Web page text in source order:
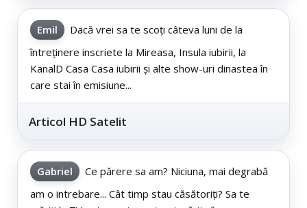
Emil
Dacă vrei sa te scoți câteva luni de la
întreținere inscriete la Mireasa, Insula iubirii, la
KanalD Casa Casa iubirii și alte show-uri dinastea în
care stai în emisiune...
Articol HD Satelit
Gabriel
Ce părere sa am? Niciuna, mai degrabă
am o intrebare... Cât timp stau căsătoriți? Sa te